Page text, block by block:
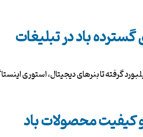
گسترده باد در تبلیغات
گرفته تا بنرهای دیجیتال، استوری
کیفیت محصولات باد